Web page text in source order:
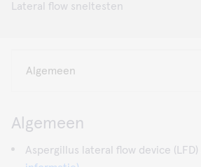
Lateral flow sneltesten
Algemeen
Aspergillus lateral flow device (LFD)